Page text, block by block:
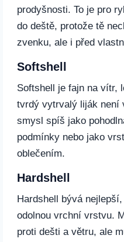
prodyšnosti. To je pro
do deště, protože tě
zvenku, ale i před
Softshell
Softshell je fajn na vítr,
tvrdý vytrvalý liják není
smysl spíš jako
podmínky nebo jako
oblečením.
Hardshell
Hardshell bývá
odolnou vrchní vrstvu.
proti dešti a větru, ale